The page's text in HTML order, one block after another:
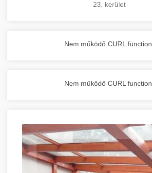
23. kerület
Nem működő CURL function.
Nem működő CURL function.